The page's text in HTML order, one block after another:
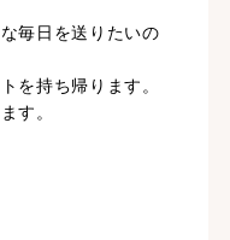
毎日を送りたいの
を持ち帰ります。
す。